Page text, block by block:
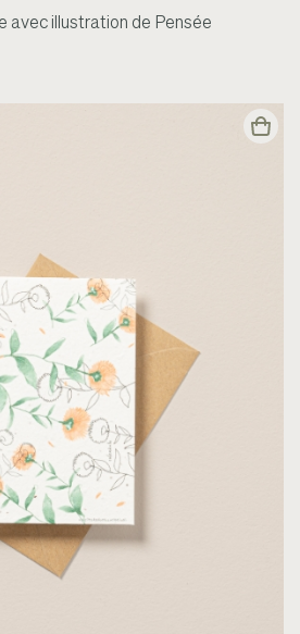
avec illustration de Pensée